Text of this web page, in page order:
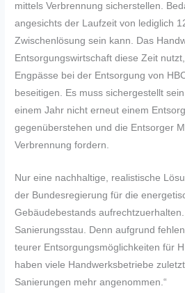
mittels Verbrennung sicherstellen.
angesichts der Laufzeit von lediglich
Zwischenlösung sein kann. Das
Entsorgungswirtschaft diese Zeit
Engpässe bei der Entsorgung von
beseitigen. Es muss sichergestellt
einem Jahr nicht erneut einem
gegenüberstehen und die Entsorger
Verbrennung fordern.
Nur eine nachhaltige, realistische
der Bundesregierung für die
Gebäudebestands
Sanierungsstau. Denn aufgrund
teurer Entsorgungsmöglichkeiten für
haben viele Handwerksbetriebe
Sanierungen mehr angenommen.“